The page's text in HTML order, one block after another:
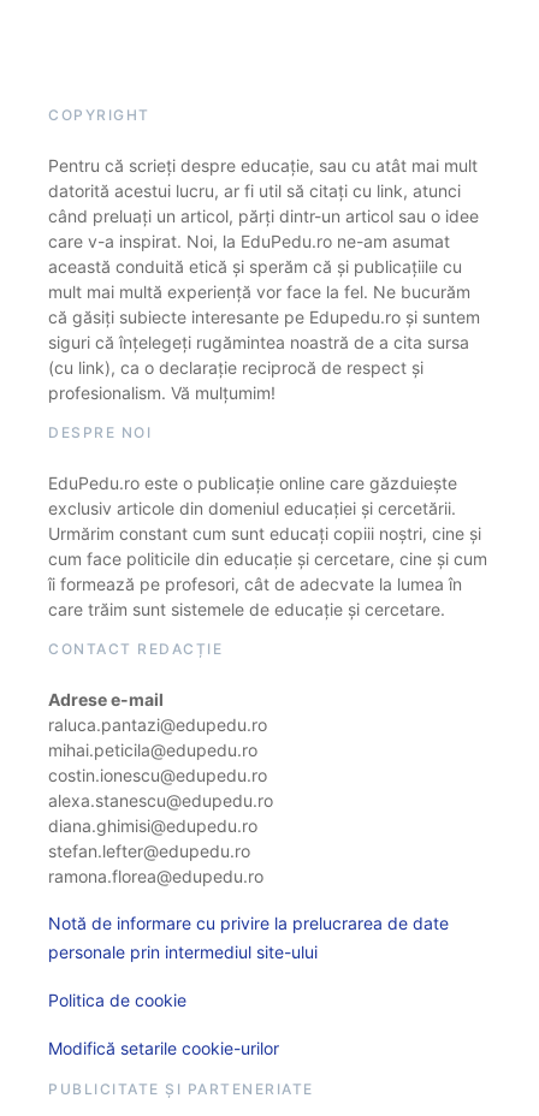
COPYRIGHT
Pentru că scrieți despre educație, sau cu atât mai mult
datorită acestui lucru, ar fi util să citați cu link, atunci
când preluați un articol, părți dintr-un articol sau o idee
care v-a inspirat. Noi, la EduPedu.ro ne-am asumat
această conduită etică și sperăm că și publicațiile cu
mult mai multă experiență vor face la fel. Ne bucurăm
că găsiți subiecte interesante pe Edupedu.ro și suntem
siguri că înțelegeți rugămintea noastră de a cita sursa
(cu link), ca o declarație reciprocă de respect și
profesionalism. Vă mulțumim!
DESPRE NOI
EduPedu.ro este o publicație online care găzduiește
exclusiv articole din domeniul educației și cercetării.
Urmărim constant cum sunt educați copiii noștri, cine și
cum face politicile din educație și cercetare, cine și cum
îi formează pe profesori, cât de adecvate la lumea în
care trăim sunt sistemele de educație și cercetare.
CONTACT REDACȚIE
Adrese e-mail
raluca.pantazi@edupedu.ro
mihai.peticila@edupedu.ro
costin.ionescu@edupedu.ro
alexa.stanescu@edupedu.ro
diana.ghimisi@edupedu.ro
stefan.lefter@edupedu.ro
ramona.florea@edupedu.ro
Notă de informare cu privire la prelucrarea de date
personale prin intermediul site-ului
Politica de cookie
Modifică setarile cookie-urilor
PUBLICITATE ȘI PARTENERIATE